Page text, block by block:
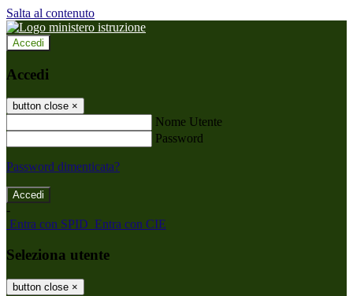
Salta al contenuto
Accedi
Accedi
button close ×
Nome Utente
Password
Password dimenticata?
-
Entra con SPID Entra con CIE
Seleziona utente
button close ×